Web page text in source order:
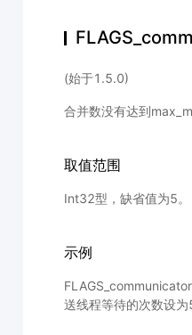
(始于1.5.0)
合并数没有达到
取值范围
Int32型，缺省值为5。
示例
送线程等待的次数设